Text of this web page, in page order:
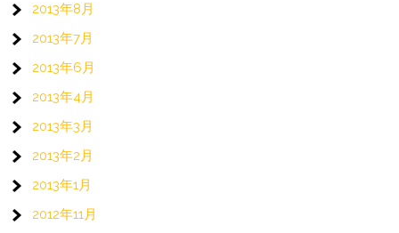
2013年8月
2013年7月
2013年6月
2013年4月
2013年3月
2013年2月
2013年1月
2012年11月